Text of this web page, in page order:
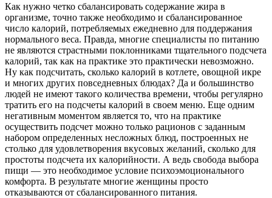
Как нужно четко сбалансировать содержание жира в
организме, точно также необходимо и сбалансированное
число калорий, потребляемых ежедневно для поддержания
нормального веса. Правда, многие специалисты по питанию
не являются страстными поклонниками тщательного подсчета
калорий, так как на практике это практически невозможно.
Ну как подсчитать, сколько калорий в котлете, овощной икре
и многих других повседневных блюдах? Да и большинство
людей не имеют такого количества времени, чтобы регулярно
тратить его на подсчеты калорий в своем меню. Еще одним
негативным моментом является то, что на практике
осуществить подсчет можно только рационов с заданным
набором определенных несложных блюд, построенных не
столько для удовлетворения вкусовых желаний, сколько для
простоты подсчета их калорийности. А ведь свобода выбора
пищи — это необходимое условие психоэмоционального
комфорта. В результате многие женщины просто
отказываются от сбалансированного питания.